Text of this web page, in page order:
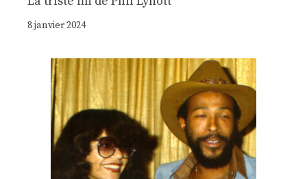
8 janvier 2024